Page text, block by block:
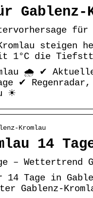
Gablenz-
steigen
1°C die
🌧️ ✔ Aktuelle
✔ Regenradar,
☀
Kromlau
14
– Wettertrend
Tage in
Gablenz-